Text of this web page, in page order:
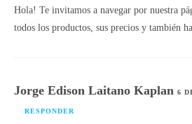
Hola! Te invitamos a navegar por nuestra
todos los productos, sus precios y también
Jorge Edison Laitano Kaplan 6
RESPONDER